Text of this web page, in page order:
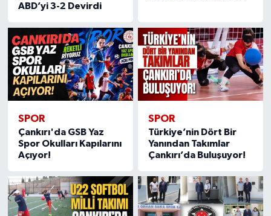
ABD’yi 3-2 Devirdi
SPOR
Çankırı'da GSB Yaz
Spor Okulları Kapılarını
Açıyor!
SPOR
Türkiye’nin Dört Bir
Yanından Takımlar
Çankırı’da Buluşuyor!